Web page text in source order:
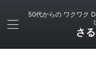
50代からの ワクワク
さ